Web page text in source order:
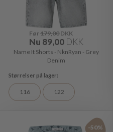
Før179,00DKK
Nu 89,00 DKK
Name It Shorts - NknRyan - Grey
Denim
116 122
-50%